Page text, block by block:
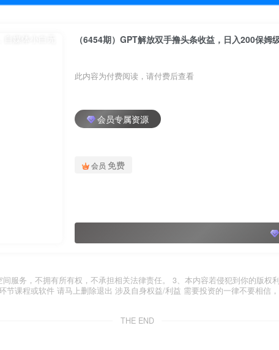
（6454期）GPT解放双手撸头条收益，日入200保姆
此内容为付费阅读，请付费后查看
会员专属资源
会员 免费
服务，不拥有所有权，不承担相关法律责任。 3、本内容若侵犯到你的版
课程或软件 请马上删除退出 涉及自身权益/利益 需要投资的一律不要相信
THE END